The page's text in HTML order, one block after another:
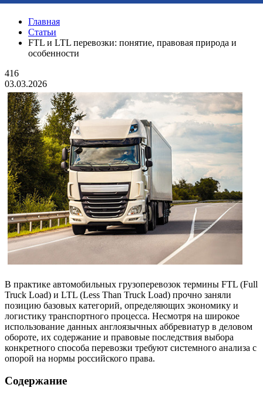
Главная
Статьи
FTL и LTL перевозки: понятие, правовая природа и
особенности
416
03.03.2026
В практике автомобильных грузоперевозок термины FTL (Full
Truck Load) и LTL (Less Than Truck Load) прочно заняли
позицию базовых категорий, определяющих экономику и
логистику транспортного процесса. Несмотря на широкое
использование данных англоязычных аббревиатур в деловом
обороте, их содержание и правовые последствия выбора
конкретного способа перевозки требуют системного анализа с
опорой на нормы российского права.
Содержание